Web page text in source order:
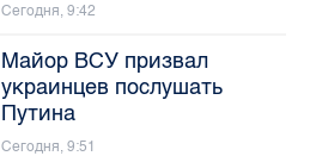
Сегодня, 9:42
Майор ВСУ призвал
украинцев послушать
Путина
Сегодня, 9:51